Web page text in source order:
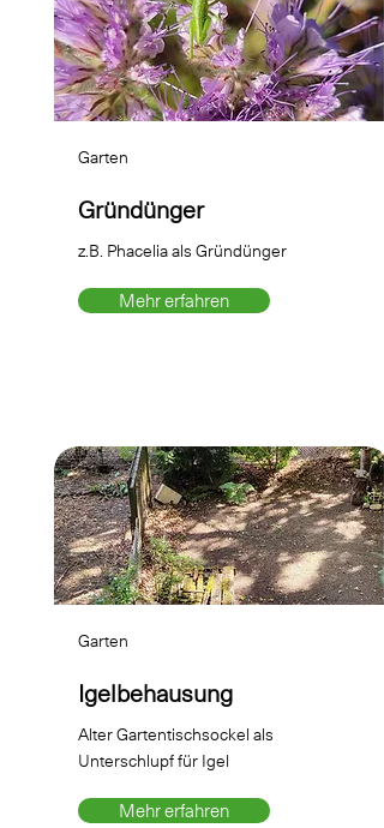
Garten
Gründünger
z.B. Phacelia als Gründünger
Mehr erfahren
Garten
Igelbehausung
Alter Gartentischsockel als
Unterschlupf für Igel
Mehr erfahren